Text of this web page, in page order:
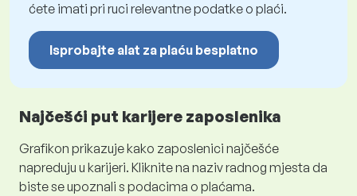
ćete imati pri ruci relevantne podatke o plaći.
Isprobajte alat za plaću besplatno
Najčešći put karijere zaposlenika
Grafikon prikazuje kako zaposlenici najčešće
napreduju u karijeri. Kliknite na naziv radnog mjesta da
biste se upoznali s podacima o plaćama.